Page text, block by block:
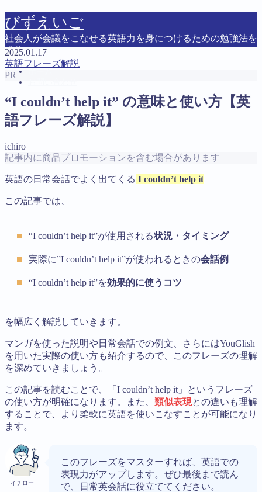
びずえいご
社会人が会議をこなせる英語力を身につけるための勉強法を
発信
MENU
トップページ
プライバシーポリシー
英語会議に必要な英語力を最短・最速で身につける方
運営者情報
Follow Me
2025.01.17
英語フレーズ解説
PR
“I couldn’t help it” の意味と使い方【英
語フレーズ解説】
ichiro
記事内に商品プロモーションを含む場合があります
英語の日常会話でよく出てくる I couldn’t help it
この記事では、
“I couldn’t help it”が使用される状況・タイミング
実際に”I couldn’t help it”が使われるときの会話例
“I couldn’t help it”を効果的に使うコツ
を幅広く解説していきます。
マンガを使った説明や日常会話での例文、さらにはYouGlish
を用いた実際の使い方も紹介するので、このフレーズの理解
を深めていきましょう。
この記事を読むことで、「I couldn’t help it」というフレーズ
の使い方が明確になります。また、 類似表現との違いも理解
することで、より柔軟に英語を使いこなすことが可能になり
ます。
イチロー
このフレーズをマスターすれば、英語での
表現力がアップします。ぜひ最後まで読ん
で、日常英会話に役立ててください。